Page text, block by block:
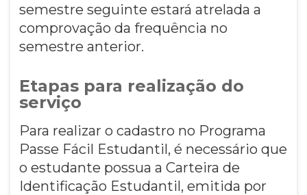
semestre seguinte estará atrelada a
comprovação da frequência no
semestre anterior.
Etapas para realização do
serviço
Para realizar o cadastro no Programa
Passe Fácil Estudantil, é necessário que
o estudante possua a Carteira de
Identificação Estudantil, emitida por